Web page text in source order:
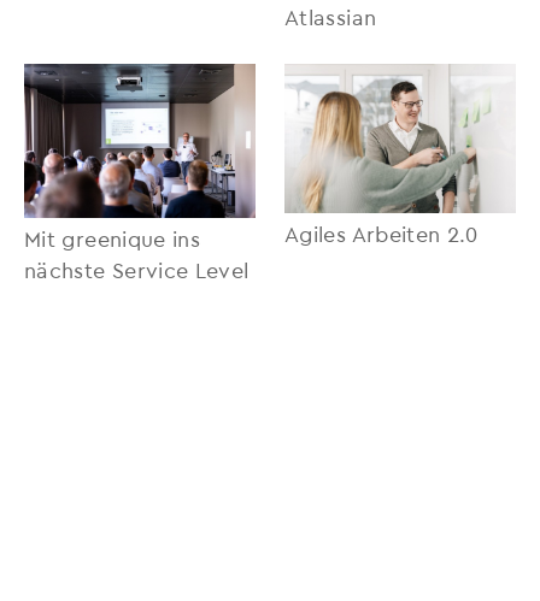
Atlassian
Mit greenique ins
nächste Service Level
Agiles Arbeiten 2.0